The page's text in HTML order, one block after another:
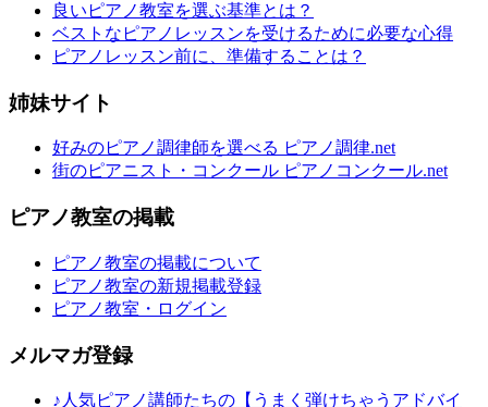
良いピアノ教室を選ぶ基準とは？
ベストなピアノレッスンを受けるために必要な心得
ピアノレッスン前に、準備することは？
姉妹サイト
好みのピアノ調律師を選べる ピアノ調律.net
街のピアニスト・コンクール ピアノコンクール.net
ピアノ教室の掲載
ピアノ教室の掲載について
ピアノ教室の新規掲載登録
ピアノ教室・ログイン
メルマガ登録
♪人気ピアノ講師たちの【うまく弾けちゃうアドバイ